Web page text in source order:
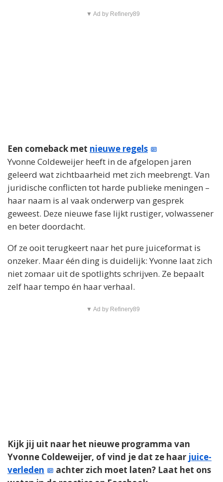
▼ Ad by Refinery89
Een comeback met nieuwe regels
Yvonne Coldeweijer heeft in de afgelopen jaren
geleerd wat zichtbaarheid met zich meebrengt. Van
juridische conflicten tot harde publieke meningen –
haar naam is al vaak onderwerp van gesprek
geweest. Deze nieuwe fase lijkt rustiger, volwassener
en beter doordacht.
Of ze ooit terugkeert naar het pure juiceformat is
onzeker. Maar één ding is duidelijk: Yvonne laat zich
niet zomaar uit de spotlights schrijven. Ze bepaalt
zelf haar tempo én haar verhaal.
▼ Ad by Refinery89
Kijk jij uit naar het nieuwe programma van
Yvonne Coldeweijer, of vind je dat ze haar juice-
verleden
achter zich moet laten? Laat het ons